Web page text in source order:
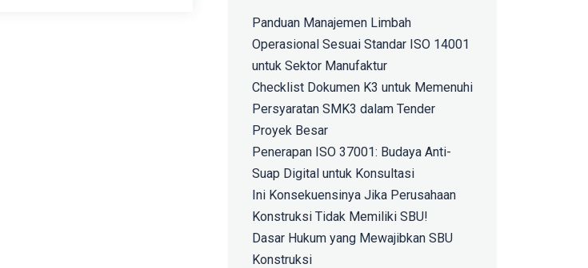
Panduan Manajemen Limbah
Operasional Sesuai Standar ISO 14001
untuk Sektor Manufaktur
Checklist Dokumen K3 untuk Memenuhi
Persyaratan SMK3 dalam Tender
Proyek Besar
Penerapan ISO 37001: Budaya Anti-
Suap Digital untuk Konsultasi
Ini Konsekuensinya Jika Perusahaan
Konstruksi Tidak Memiliki SBU!
Dasar Hukum yang Mewajibkan SBU
Konstruksi